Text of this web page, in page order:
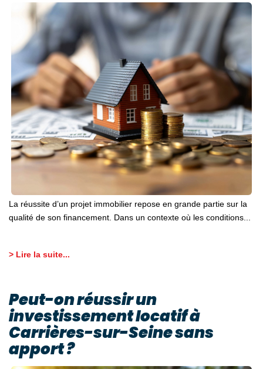
La réussite d’un projet immobilier repose en grande partie sur la
qualité de son financement. Dans un contexte où les conditions...
> Lire la suite...
Peut-on réussir un
investissement locatif à
Carrières-sur-Seine sans
apport ?